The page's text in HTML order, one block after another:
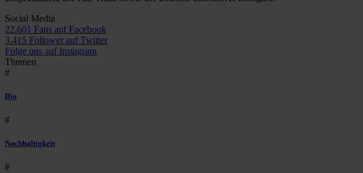
Social Media
22.601 Fans auf Facebook
3.415 Follower auf Twitter
Folge uns auf Instagram
Themen
#
Bio
#
Nachhaltigkeit
#